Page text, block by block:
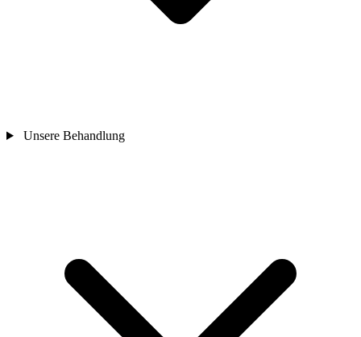
Unsere Behandlung